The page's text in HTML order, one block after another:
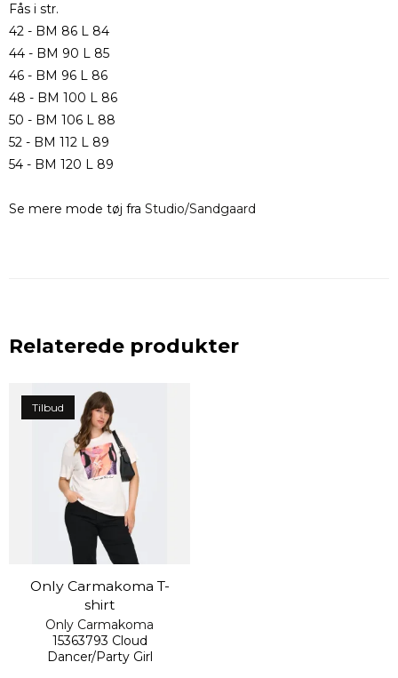
Fås i str.
42 - BM 86 L 84
44 - BM 90 L 85
46 - BM 96 L 86
48 - BM 100 L 86
50 - BM 106 L 88
52 - BM 112 L 89
54 - BM 120 L 89
Se mere mode tøj fra Studio/Sandgaard
Relaterede produkter
Tilbud
Only Carmakoma T-
shirt
Only Carmakoma
15363793 Cloud
Dancer/Party Girl